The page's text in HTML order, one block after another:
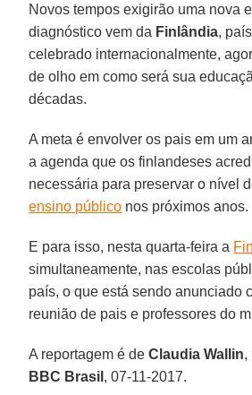
Novos tempos exigirão uma nova
diagnóstico vem da Finlândia,
celebrado internacionalmente,
de olho em como será sua
décadas.
A meta é envolver os pais em um
a agenda que os finlandeses
necessária para preservar o nível
ensino público nos próximos anos.
E para isso, nesta quarta-feira a
simultaneamente, nas escolas
país, o que está sendo anunciado
reunião de pais e professores do
A reportagem é deClaudia Wallin,
BBC Brasil , 07-11-2017.